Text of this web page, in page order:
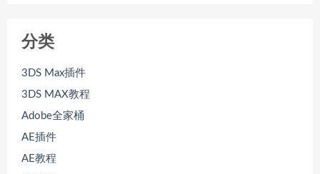
分类
3DS Max插件
3DS MAX教程
Adobe全家桶
AE插件
AE教程